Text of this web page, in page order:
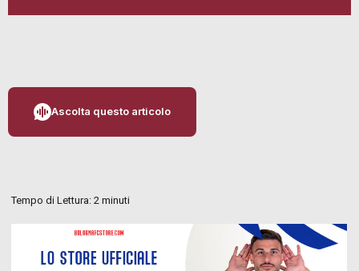
Ascolta questo articolo
Tempo di Lettura:2 minuti